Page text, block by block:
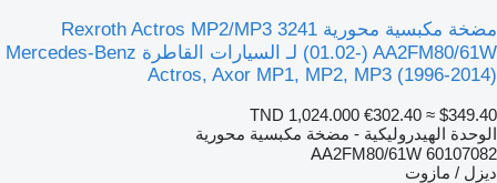
مضخة مكبسية محورية Rexroth Actros MP2/MP3 3241
(01.02-) AA2FM80/61W لـ السيارات القاطرة Mercedes-Benz
Actros, Axor MP1, MP2, MP3 (1996-2014)
TND 1,024.000 €302.40 ≈ $349.40
الوحدة الهيدروليكية - مضخة مكبسية محورية
AA2FM80/61W 60107082
ديزل / مازوت